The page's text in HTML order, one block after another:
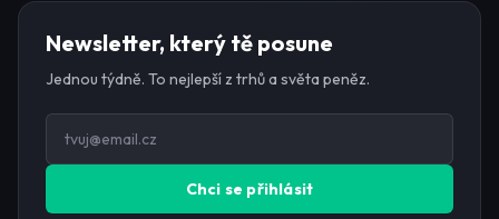
Newsletter, který tě posune
Jednou týdně. To nejlepší z trhů a světa peněz.
Chci se přihlásit